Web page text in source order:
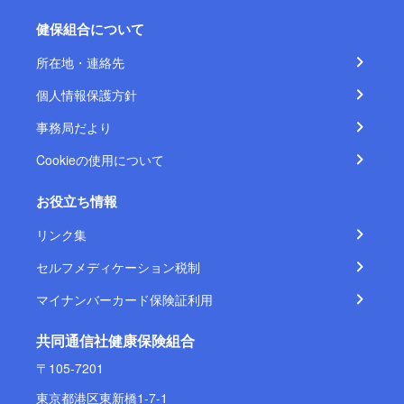
健保組合について
所在地・連絡先
個人情報保護方針
事務局だより
Cookieの使用について
お役立ち情報
リンク集
セルフメディケーション税制
マイナンバーカード保険証利用
共同通信社健康保険組合
〒105-7201
東京都港区東新橋1-7-1